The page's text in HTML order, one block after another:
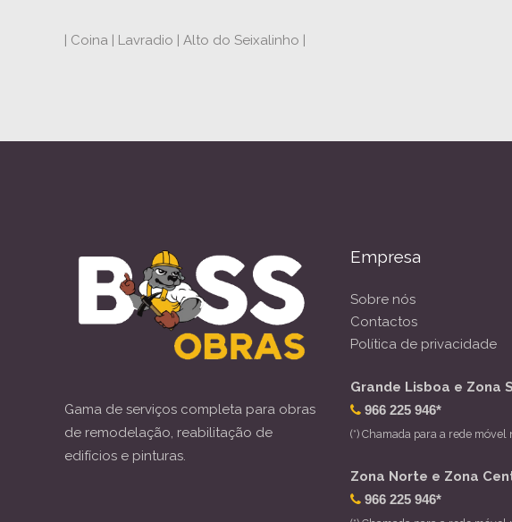
| Coina | Lavradio | Alto do Seixalinho |
Gama de serviços completa para obras
de remodelação, reabilitação de
edifícios e pinturas.
Empresa
Sobre nós
Contactos
Política de privacidade
Grande Lisboa e Zona
966 225 946*
(*) Chamada para a rede móvel
Zona Norte e Zona
966 225 946*